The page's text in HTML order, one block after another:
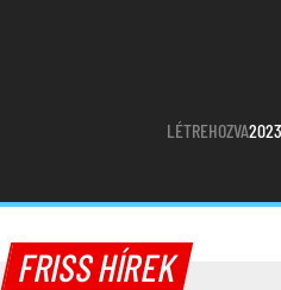
LÉTREHOZVA
FRISS HÍREK